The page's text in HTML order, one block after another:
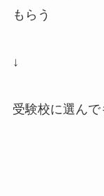
もらう
↓
受験校に選んで